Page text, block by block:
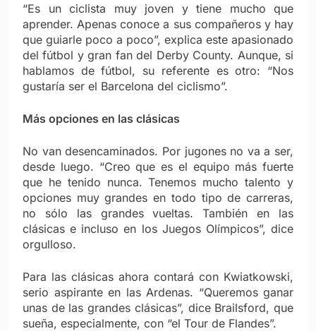
“Es un ciclista muy joven y tiene mucho que
aprender. Apenas conoce a sus compañeros y hay
que guiarle poco a poco”, explica este apasionado
del fútbol y gran fan del Derby County. Aunque, si
hablamos de fútbol, su referente es otro: “Nos
gustaría ser el Barcelona del ciclismo”.
Más opciones en las clásicas
No van desencaminados. Por jugones no va a ser,
desde luego. “Creo que es el equipo más fuerte
que he tenido nunca. Tenemos mucho talento y
opciones muy grandes en todo tipo de carreras,
no sólo las grandes vueltas. También en las
clásicas e incluso en los Juegos Olímpicos”, dice
orgulloso.
Para las clásicas ahora contará con Kwiatkowski,
serio aspirante en las Ardenas. “Queremos ganar
unas de las grandes clásicas”, dice Brailsford, que
sueña, especialmente, con “el Tour de Flandes”.